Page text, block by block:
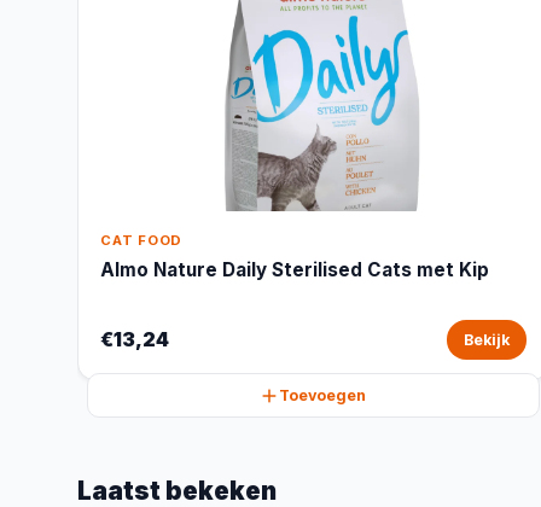
CAT FOOD
Almo Nature Daily Sterilised Cats met Kip
€13,24 Bekijk
Toevoegen
Laatst bekeken